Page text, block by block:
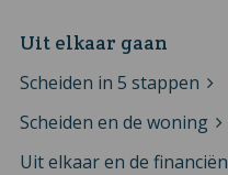
Uit elkaar gaan
Scheiden in 5 stappen
Scheiden en de woning
Uit elkaar en de financiën